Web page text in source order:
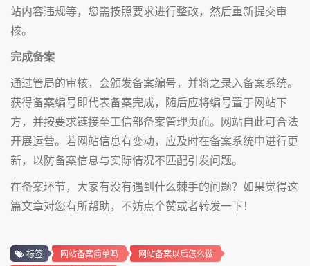
站内容违规等，您需按照要求进行整改，然后重新提交审
核。
完成备案
通过管局的审核，会颁发备案编号，并将之录入备案系统。
获得备案编号即代表备案完成，随后应将编号置于网站下
方，并按要求链接至工信部备案管理页面。网站自此可合法
开展运营。若网站信息有变动，应及时在备案系统中进行更
新，以防备案信息与实际情况不匹配引发问题。
在备案环节，大家有没有遇到什么棘手的问题？如果觉得这
篇文章对您有所帮助，不妨点个赞或者转发一下！
标签 网站备案简单吗
网站备案以后怎么做